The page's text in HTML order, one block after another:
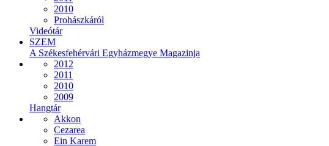
2010
Prohászkáról
Videótár
SZEM
A Székesfehérvári Egyházmegye Magazinja
2012
2011
2010
2009
Hangtár
Akkon
Cezarea
Ein Karem